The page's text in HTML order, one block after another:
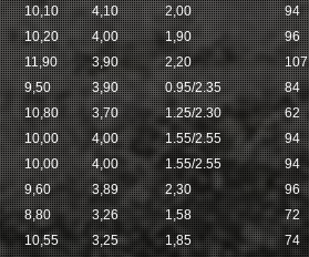
10,10 4,10 2,00 94
10,20 4,00 1,90 96
11,90 3,90 2,20 107
9,50 3,90 0.95/2.35 84
10,80 3,70 1.25/2.30 62
10,00 4,00 1.55/2.55 94
10,00 4,00 1.55/2.55 94
9,60 3,89 2,30 96
8,80 3,26 1,58 72
10,55 3,25 1,85 74